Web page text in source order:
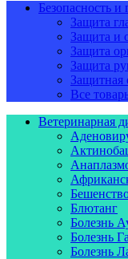
Безопасность и
Защита
Защита и
Защита
Защита
Защитная
Все
Ветеринарная
Блютанг
Болезнь
Болезнь
Болезнь